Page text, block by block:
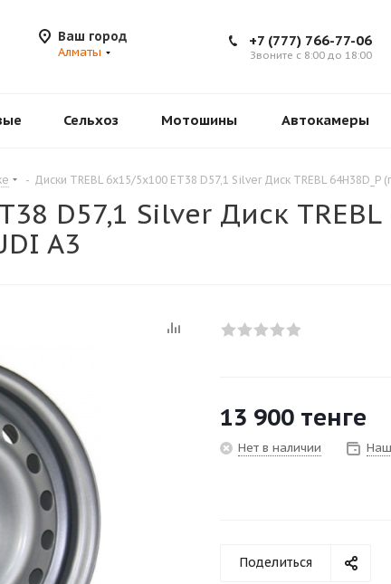
Ваш город
Алматы
+7 (777) 766-77-06
Звоните с 8:00 до 18:00
Сельхоз Мотошины Автокамеры
- Диски TREBL 6х15/5х100 ЕТ38 D57,1 Silver Диск TREBL 64H38D_P
D57,1 Silver Диск TREBL
A3
13 900 тенге
Нет в наличии
Поделиться